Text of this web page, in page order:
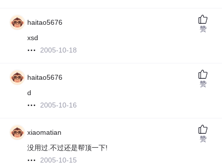
haitao5676
xsd
2005-10-18
赞
haitao5676
d
2005-10-16
赞
xiaomatian
没用过.不过还是帮顶一下!
2005-10-15
赞